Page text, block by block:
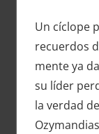
Un cíclope
recuerdos
mente ya
su líder
la verdad